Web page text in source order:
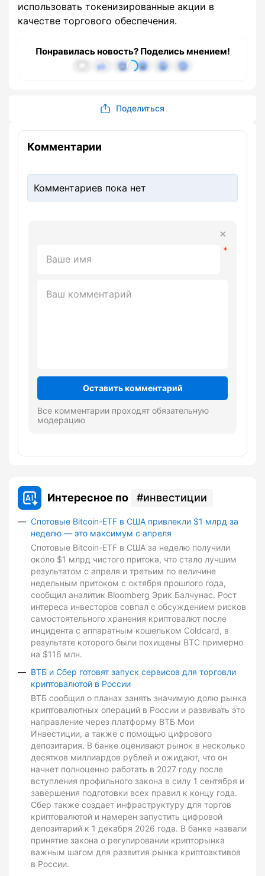
использовать токенизированные акции в
качестве торгового обеспечения.
Понравилась новость? Поделись мнением!
Поделиться
Комментарии
Комментариев пока нет
Оставить комментарий
Все комментарии проходят обязательную
модерацию
Интересное по инвестиции
Спотовые Bitcoin-ETF в США привлекли $1 млрд за
неделю — это максимум с апреля
Спотовые Bitcoin-ETF в США за неделю получили
около $1 млрд чистого притока, что стало лучшим
результатом с апреля и третьим по величине
недельным притоком с октября прошлого года,
сообщил аналитик Bloomberg Эрик Балчунас. Рост
интереса инвесторов совпал с обсуждением рисков
самостоятельного хранения криптовалют после
инцидента с аппаратным кошельком Coldcard, в
результате которого были похищены BTC примерно
на $116 млн.
ВТБ и Сбер готовят запуск сервисов для торговли
криптовалютой в России
ВТБ сообщил о планах занять значимую долю рынка
криптовалютных операций в России и развивать это
направление через платформу ВТБ Мои
Инвестиции, а также с помощью цифрового
депозитария. В банке оценивают рынок в несколько
десятков миллиардов рублей и ожидают, что он
начнет полноценно работать в 2027 году после
вступления профильного закона в силу 1 сентября и
завершения подготовки всех правил к концу года.
Сбер также создает инфраструктуру для торгов
криптовалютой и намерен запустить цифровой
депозитарий к 1 декабря 2026 года. В банке назвали
принятие закона о регулировании крипторынка
важным шагом для развития рынка криптоактивов
в России.